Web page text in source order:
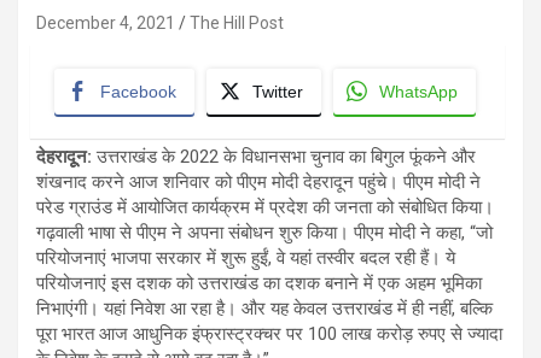
December 4, 2021 The Hill Post
Facebook Twitter WhatsApp
देहरादूून: उत्तराखंड के 2022 के विधानसभा चुनाव का बिगुल फूंकने और
शंखनाद करने आज शनिवार को पीएम मोदी देहरादून पहुंचे। पीएम मोदी ने
परेड ग्राउंड में आयोजित कार्यक्रम में प्रदेश की जनता को संबोधित किया।
गढ़वाली भाषा से पीएम ने अपना संबोधन शुरु किया। पीएम मोदी ने कहा, “जो
परियोजनाएं भाजपा सरकार में शुरू हुईं, वे यहां तस्वीर बदल रही हैं। ये
परियोजनाएं इस दशक को उत्तराखंड का दशक बनाने में एक अहम भूमिका
निभाएंगी। यहां निवेश आ रहा है। और यह केवल उत्तराखंड में ही नहीं, बल्कि
पूरा भारत आज आधुनिक इंफ्रास्ट्रक्चर पर 100 लाख करोड़ रुपए से ज्यादा